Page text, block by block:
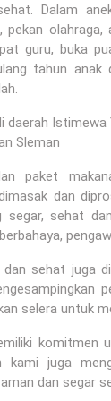
Dalam
pekan
guru, buka
tahun anak
daerah
Sleman
paket
dan
segar, sehat
dan sehat juga
selera untuk
komitmen
kami juga
dan segar